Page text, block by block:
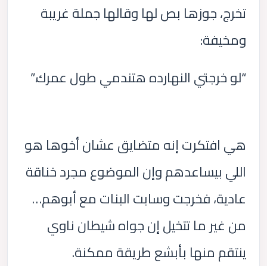
تخرج، جوزها بص لها وقالها جملة غريبة
ومخيفة:
“لو خرجتي النهارده هتندمي طول عمرك.”
هي افتكرت إنه متضايق عشان أخوها هو
اللي بيساعدهم وإن الموضوع مجرد خناقة
عادية، فخرجت وسابت البنات مع أبوهم…
من غير ما تتخيل إن جواه شيطان ناوي
ينتقم منها بأبشع طريقة ممكنة.